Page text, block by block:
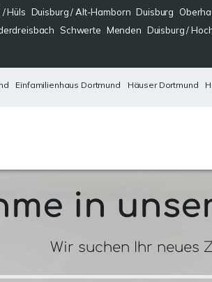
Hüls Duisburg / Alt-Hamborn Duisburg
Schwerte Menden Duisburg /
Einfamilienhaus Dortmund Häuser Dortmund